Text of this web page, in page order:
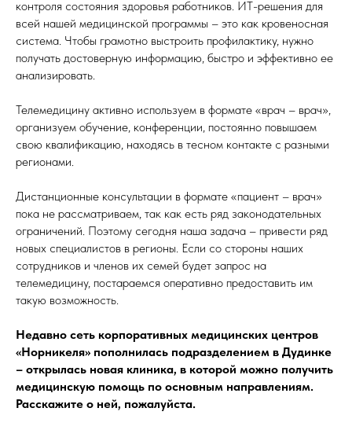
контроля состояния здоровья работников. ИТ-решения для
всей нашей медицинской программы – это как кровеносная
система. Чтобы грамотно выстроить профилактику, нужно
получать достоверную информацию, быстро и эффективно ее
анализировать.
Телемедицину активно используем в формате «врач – врач»,
организуем обучение, конференции, постоянно повышаем
свою квалификацию, находясь в тесном контакте с разными
регионами.
Дистанционные консультации в формате «пациент – врач»
пока не рассматриваем, так как есть ряд законодательных
ограничений. Поэтому сегодня наша задача – привести ряд
новых специалистов в регионы. Если со стороны наших
сотрудников и членов их семей будет запрос на
телемедицину, постараемся оперативно предоставить им
такую возможность.
Недавно сеть корпоративных медицинских центров
«Норникеля» пополнилась подразделением в Дудинке
– открылась новая клиника, в которой можно получить
медицинскую помощь по основным направлениям.
Расскажите о ней, пожалуйста.